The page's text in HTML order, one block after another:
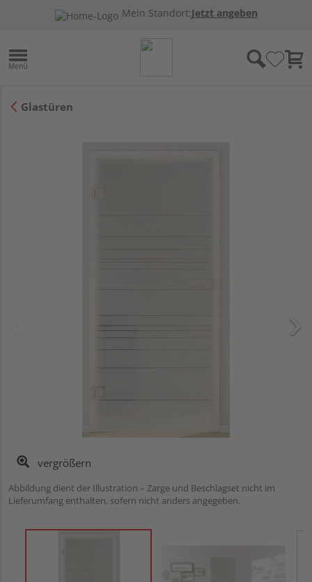
Mein Standort:Jetzt angeben
Glastüren
vergrößern
Abbildung dient der Illustration – Zarge und Beschlagset nicht im
Lieferumfang enthalten, sofern nicht anders angegeben.